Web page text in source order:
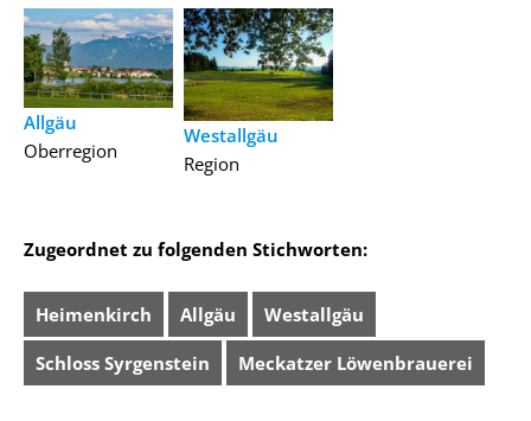
Allgäu
Oberregion
Westallgäu
Region
Zugeordnet zu folgenden Stichworten:
Heimenkirch Allgäu Westallgäu
Schloss Syrgenstein Meckatzer Löwenbrauerei